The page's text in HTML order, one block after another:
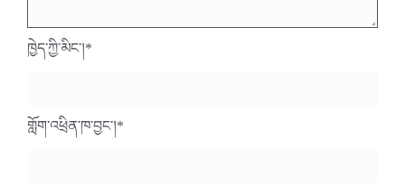
ཁྱེད་ཀྱི་མིང་།*
གློག་འཕྲིན་ཁ་བྱང་།*